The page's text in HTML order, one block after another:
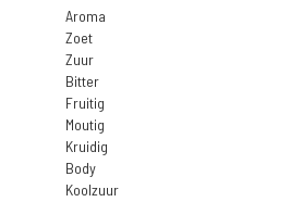
Aroma
Zoet
Zuur
Bitter
Fruitig
Moutig
Kruidig
Body
Koolzuur